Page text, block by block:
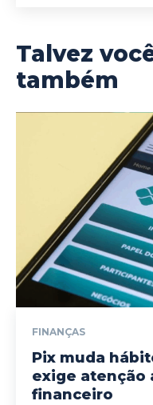
Talvez
também
FINANÇAS
Pix muda
exige atenção
financeiro